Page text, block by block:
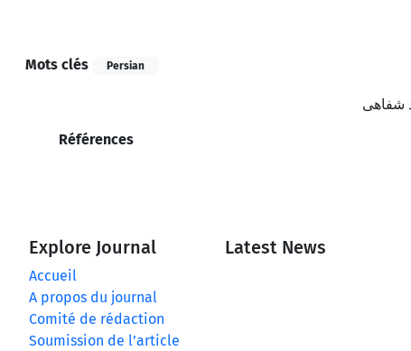
Mots clés Persian
شفاهی
Références
Explore Journal
Accueil
A propos du journal
Comité de rédaction
Soumission de l’article
Latest News